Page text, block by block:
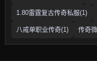
1.80雷霆复古传奇私服(1)
八戒单职业传奇(1) 传奇